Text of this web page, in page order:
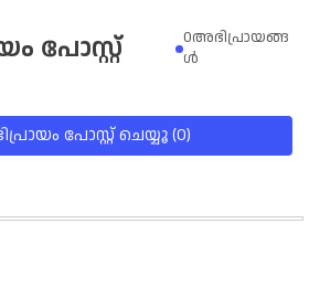
പോസ്റ്റ്
0അഭിപ്രായങ്ങ
ള്‍
പോസ്റ്റ് ചെയ്യൂ (0)